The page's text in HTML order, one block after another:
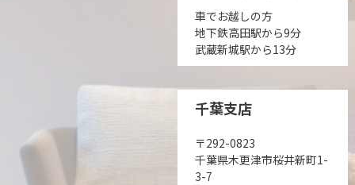
車でお越しの方
地下鉄高田駅から9分
武蔵新城駅から13分
千葉支店
〒292-0823
千葉県木更津市桜井新町1-
3-7